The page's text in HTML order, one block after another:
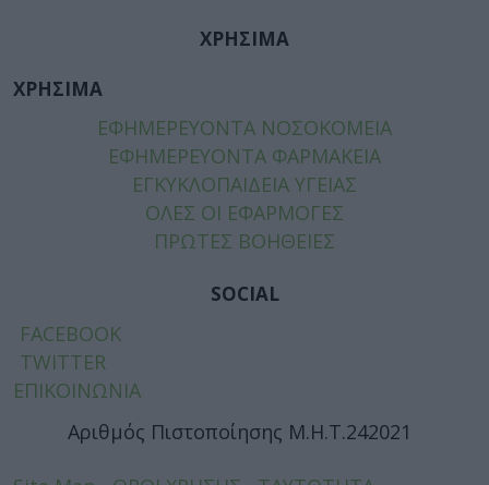
ΧΡΗΣΙΜΑ
ΧΡΗΣΙΜΑ
ΕΦΗΜΕΡΕΥΟΝΤΑ ΝΟΣΟΚΟΜΕΙΑ
ΕΦΗΜΕΡΕΥΟΝΤΑ ΦΑΡΜΑΚΕΙΑ
ΕΓΚΥΚΛΟΠΑΙΔΕΙΑ ΥΓΕΙΑΣ
ΟΛΕΣ ΟΙ ΕΦΑΡΜΟΓΕΣ
ΠΡΩΤΕΣ ΒΟΗΘΕΙΕΣ
SOCIAL
FACEBOOK
TWITTER
ΕΠΙΚΟΙΝΩΝΙΑ
Αριθμός Πιστοποίησης Μ.Η.Τ.242021